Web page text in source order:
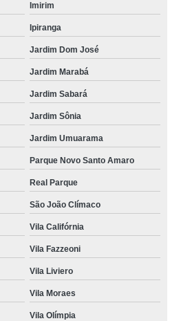
Imirim
Ipiranga
Jardim Dom José
Jardim Marabá
Jardim Sabará
Jardim Sônia
Jardim Umuarama
Parque Novo Santo Amaro
Real Parque
São João Clímaco
Vila Califórnia
Vila Fazzeoni
Vila Liviero
Vila Moraes
Vila Olímpia